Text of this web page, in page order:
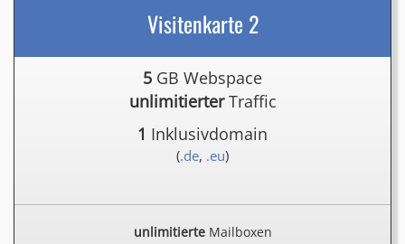
Visitenkarte 2
5 GB Webspace
unlimitierterTraffic
1 Inklusivdomain
(.de, .eu)
unlimitierteMailboxen